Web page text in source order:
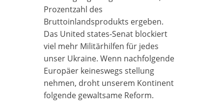
Prozentzahl des
Bruttoinlandsprodukts ergeben.
Das United states-Senat blockiert
viel mehr Militärhilfen für jedes
unser Ukraine. Wenn nachfolgende
Europäer keineswegs stellung
nehmen, droht unserem Kontinent
folgende gewaltsame Reform.